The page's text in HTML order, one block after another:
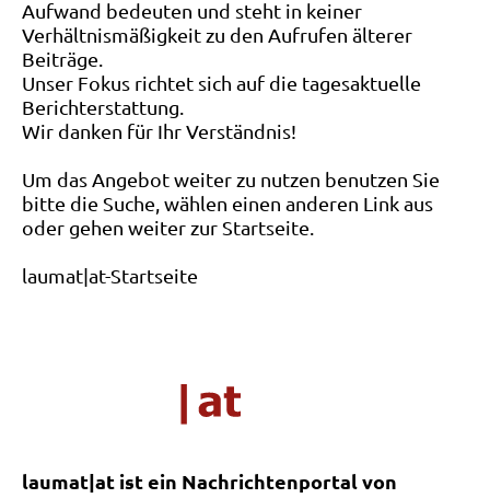
Aufwand bedeuten und steht in keiner
Verhältnismäßigkeit zu den Aufrufen älterer
Beiträge.
Unser Fokus richtet sich auf die tagesaktuelle
Berichterstattung.
Wir danken für Ihr Verständnis!
Um das Angebot weiter zu nutzen benutzen Sie
bitte die Suche, wählen einen anderen Link aus
oder gehen weiter zur Startseite.
laumat|at-Startseite
laumat|at ist ein Nachrichtenportal von